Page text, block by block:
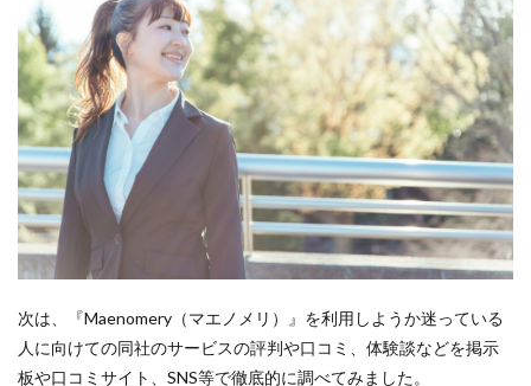
次は、『Maenomery（マエノメリ）』を利用しようか迷っている
人に向けての同社のサービスの評判や口コミ、体験談などを掲示
板や口コミサイト、SNS等で徹底的に調べてみました。